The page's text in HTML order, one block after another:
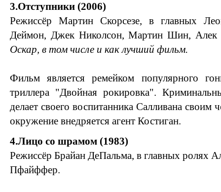
3.Отступники (2006)
Режиссёр Мартин Скорсезе, в главных
Деймон, Джек Николсон, Мартин Шин,
Оскар, в том числе и как лучший фильм.
Фильм является ремейком популярного
триллера "Двойная рокировка".
делает своего воспитанника Салливана своим
окружение внедряется агент Костиган.
4.Лицо со шрамом (1983)
Режиссёр Брайан ДеПальма, в главных ролях
Пфайффер.